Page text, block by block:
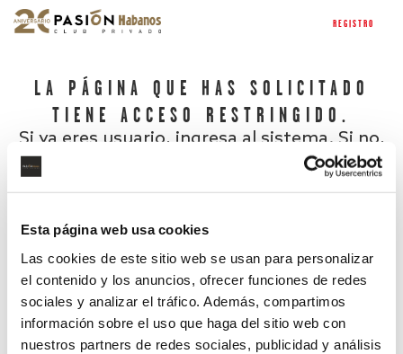
Esta página web usa cookies
Las cookies de este sitio web se usan para personalizar
el contenido y los anuncios, ofrecer funciones de redes
sociales y analizar el tráfico. Además, compartimos
información sobre el uso que haga del sitio web con
nuestros partners de redes sociales, publicidad y análisis
REGISTRO
LA PÁGINA QUE HAS SOLICITADO
TIENE ACCESO RESTRINGIDO.
Si ya eres usuario, ingresa al sistema. Si no,
¿Has olvidado tu contraseña?